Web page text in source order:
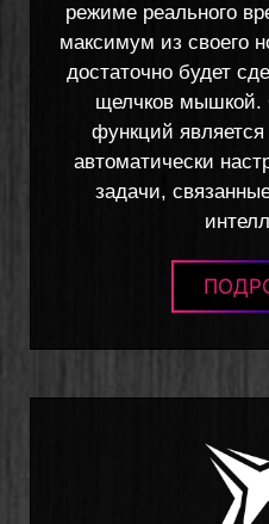
режиме реального
максимум из своего
достаточно будет
щелчков мышкой.
функций
автоматически
задачи,